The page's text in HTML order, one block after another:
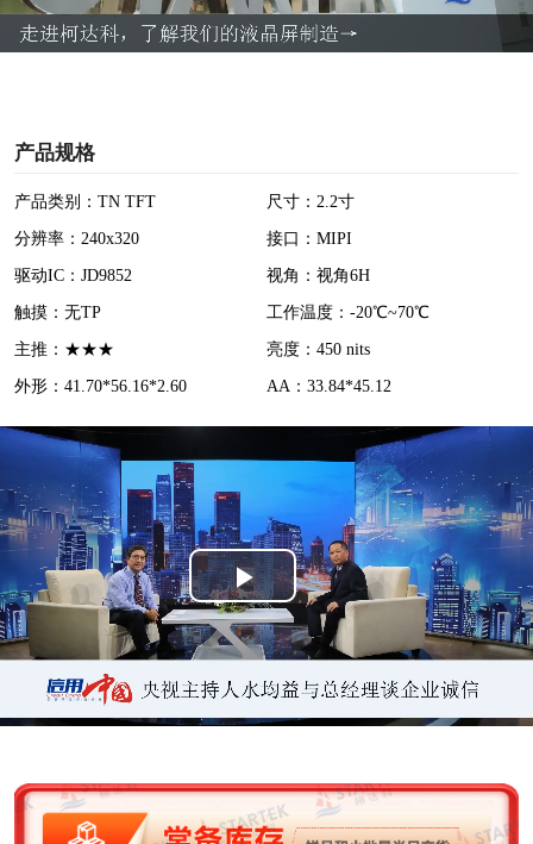
a
产品规格
产品类别：TN TFT
尺寸：2.2寸
分辨率：240x320
接口：MIPI
驱动IC：JD9852
视角：视角6H
触摸：无TP
工作温度：-20℃~70℃
主推：★★★
亮度：450 nits
外形：41.70*56.16*2.60
AA：33.84*45.12
P
l
a
V